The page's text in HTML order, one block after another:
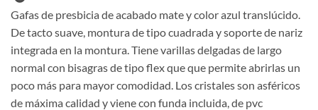
Gafas de presbicia de acabado mate y color azul translúcido.
De tacto suave, montura de tipo cuadrada y soporte de nariz
integrada en la montura. Tiene varillas delgadas de largo
normal con bisagras de tipo flex que que permite abrirlas un
poco más para mayor comodidad. Los cristales son asféricos
de máxima calidad y viene con funda incluida, de pvc